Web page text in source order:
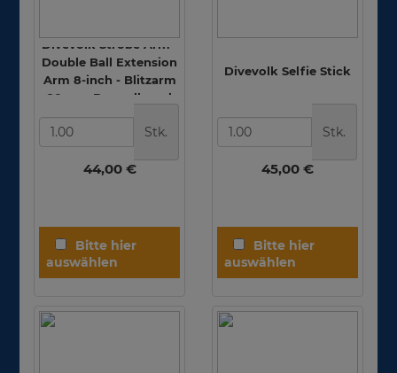
Divevolk Strobe Arm -
Double Ball Extension
Arm 8-inch - Blitzarm
20cm - Doppelkugel
Stk.
44,00 €
Divevolk Selfie Stick
Stk.
45,00 €